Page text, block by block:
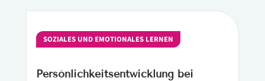
SOZIALES UND EMOTIONALES LERNEN
Persönlichkeitsentwicklung bei